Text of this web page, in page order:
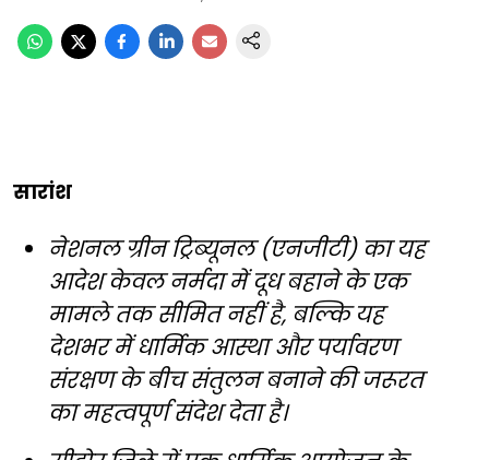
सारांश
नेशनल ग्रीन ट्रिब्यूनल (एनजीटी) का यह
आदेश केवल नर्मदा में दूध बहाने के एक
मामले तक सीमित नहीं है, बल्कि यह
देशभर में धार्मिक आस्था और पर्यावरण
संरक्षण के बीच संतुलन बनाने की जरूरत
का महत्वपूर्ण संदेश देता है।